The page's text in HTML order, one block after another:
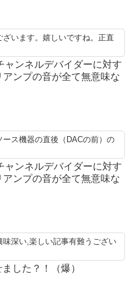
います。嬉しいですね。正直
ャンネルデバイダーに対す
ンプの音が全て無意味な
ス機器の直後（DACの前）の
ャンネルデバイダーに対す
ンプの音が全て無意味な
深い,楽しい記事有難うござい
した？！（爆）